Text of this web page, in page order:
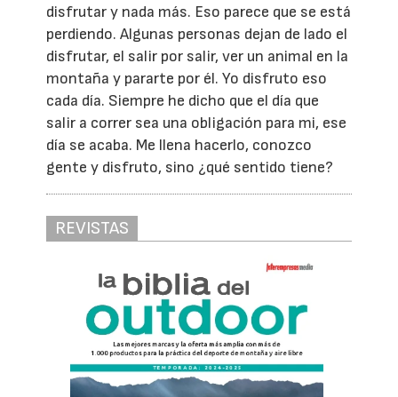
disfrutar y nada más. Eso parece que se está
perdiendo. Algunas personas dejan de lado el
disfrutar, el salir por salir, ver un animal en la
montaña y pararte por él. Yo disfruto eso
cada día. Siempre he dicho que el día que
salir a correr sea una obligación para mi, ese
día se acaba. Me llena hacerlo, conozco
gente y disfruto, sino ¿qué sentido tiene?
REVISTAS